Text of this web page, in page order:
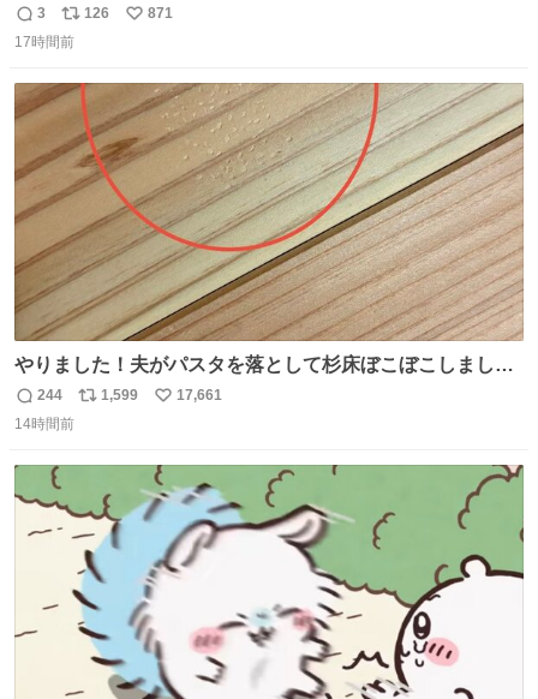
丁、秒でなくなる 豆腐に大葉をはさんで、めんつゆに漬け
るだけ。冷蔵庫で置くだけで味がしみ込み、さっぱりなの
い日にもぴったりの大葉と豆腐の漬けレシピです。 詳しく
はリプ欄を見てね👇
返
信
3
リ
ポ
ト
126
い
数
871
17時間前
やりました！夫がパスタを落として杉床ぼこぼこしまし
た！よかったーーー！ファーストぼこぼこ自分じゃなく
て！これで第二波いつでもいけます！！！✌️いやーほっと
は乾燥パスタに負けます。豆腐くらいやわやわです。
返
信
244
リ
数
1,599
い
数
17,661
14時間前